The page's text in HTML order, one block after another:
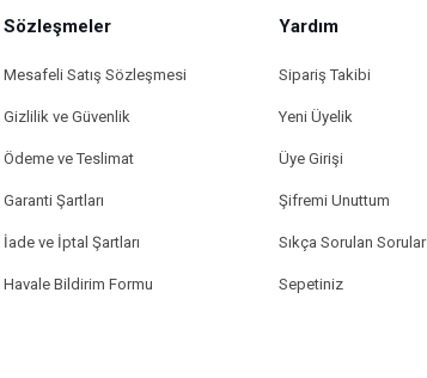
Sözleşmeler
Mesafeli Satış Sözleşmesi
Gizlilik ve Güvenlik
Ödeme ve Teslimat
Garanti Şartları
İade ve İptal Şartları
Havale Bildirim Formu
Yardım
Sipariş Takibi
Yeni Üyelik
Üye Girişi
Şifremi Unuttum
Sıkça Sorulan Sorular
Sepetiniz